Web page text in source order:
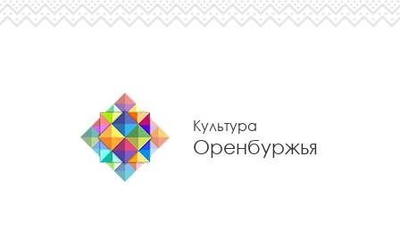
Культура
Оренбуржья